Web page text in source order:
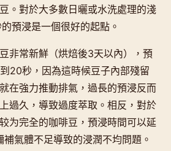
。對於大多數日曬或水洗處理的淺
預浸是一個很好的起點。
非常新鮮（烘焙後3天以內），預
20秒，因為這時候豆子內部殘留
在強力推動排氣，過長的預浸反而
過久，導致過度萃取。相反，對於
为完全的咖啡豆，預浸時間可以延
氣體不足導致的浸潤不均問題。